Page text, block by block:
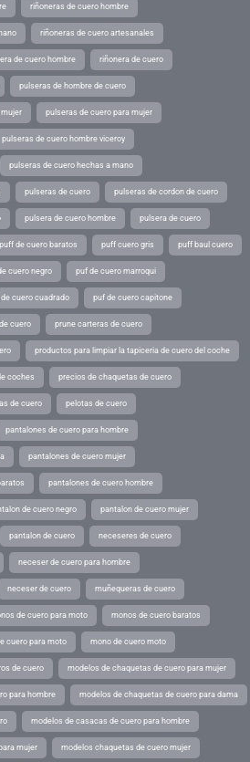
riñoneras de cuero hombre
riñoneras de cuero artesanales
de cuero hombre riñonera de cuero
pulseras de hombre de cuero
mujer pulseras de cuero para mujer
pulseras de cuero hombre viceroy
pulseras de cuero hechas a mano
pulseras de cuero pulseras de cordon de cuero
pulsera de cuero hombre pulsera de cuero
puff de cuero baratos puff cuero gris puff baul cuero
cuero negro puf de cuero marroqui
cuero cuadrado puf de cuero capitone
cuero prune carteras de cuero
productos para limpiar la tapiceria de cuero del coche
coches precios de chaquetas de cuero
de cuero pelotas de cuero
pantalones de cuero para hombre
pantalones de cuero mujer
pantalones de cuero hombre
de cuero negro pantalon de cuero mujer
pantalon de cuero neceseres de cuero
neceser de cuero para hombre
neceser de cuero muñequeras de cuero
de cuero para moto monos de cuero baratos
cuero para moto mono de cuero moto
de cuero modelos de chaquetas de cuero para mujer
para hombre modelos de chaquetas de cuero para dama
modelos de casacas de cuero para hombre
mujer modelos chaquetas de cuero mujer